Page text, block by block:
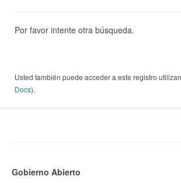
Por favor intente otra búsqueda.
Usted también puede acceder a este registro
Docs).
Gobierno Abierto